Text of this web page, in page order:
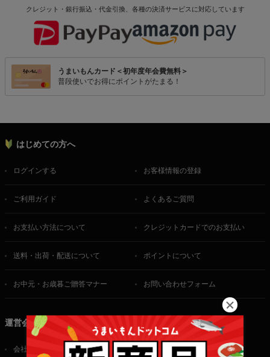
クレジット・銀行振込・代金引換、各種の決済サービスに対応しています
うまいもんカード＜初年度年会費無料＞
普段使いでお得にポイントがたまる！
はじめての方へ
ログインする お客様情報の登録
ご利用ガイド よくあるご質問
お支払い方法について クレジットカードでのお支払い
送料・出荷・配送について ポイントについて
お中元・お歳暮ご贈答マナー お問い合わせフォーム
運営会社
会社概要 ご利用規約